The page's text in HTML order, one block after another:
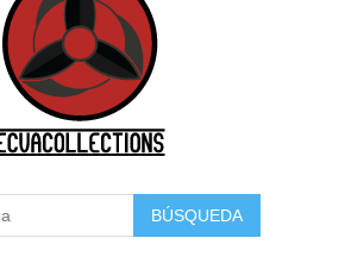
BÚSQUEDA